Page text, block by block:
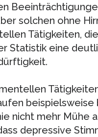
solchen ohne
Tätigkeiten,
Statistik eine
nicht mehr Mühe
depressive